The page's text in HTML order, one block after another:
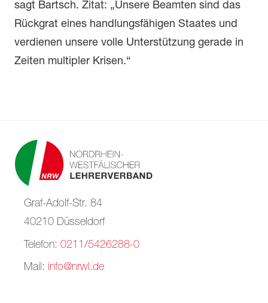
sagt Bartsch. Zitat: „Unsere Beamten sind das
Rückgrat eines handlungsfähigen Staates und
verdienen unsere volle Unterstützung gerade in
Zeiten multipler Krisen.“
Graf-Adolf-Str. 84
40210 Düsseldorf
Telefon: 0211/5426288-0
Mail: info@nrwl.de